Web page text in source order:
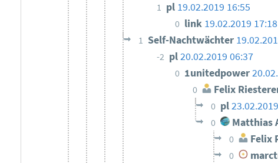
1 pl 19.02.2019 16:55
0 link 19.02.2019 17:18
1 Self-Nachtwächter
-2 pl20.02.2019 06:37
0 1unitedpower
0 Felix
0 pl
0 Matthias
0 Felix
0